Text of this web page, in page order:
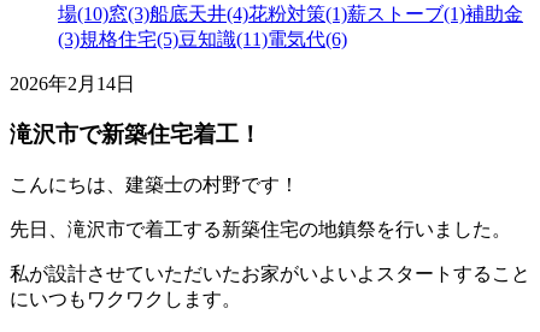
場(10)窓(3)船底天井(4)花粉対策(1)薪ストーブ(1)補助金
(3)規格住宅(5)豆知識(11)電気代(6)
2026年2月14日
滝沢市で新築住宅着工！
こんにちは、建築士の村野です！
先日、滝沢市で着工する新築住宅の地鎮祭を行いました。
私が設計させていただいたお家がいよいよスタートすること
にいつもワクワクします。